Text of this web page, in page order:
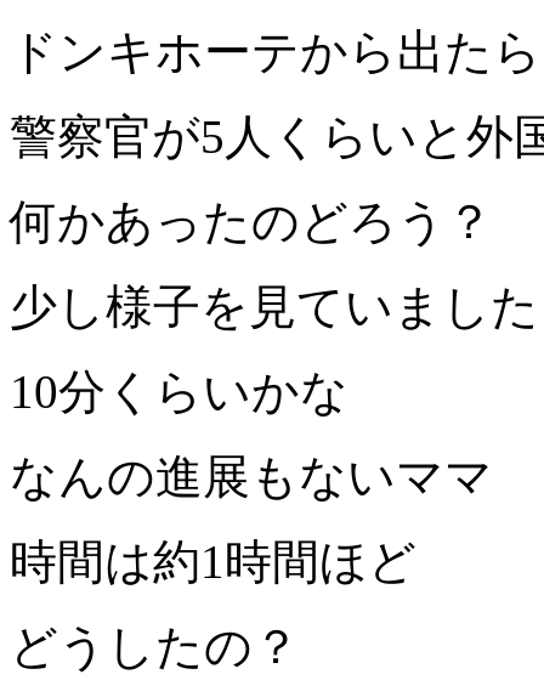
ドンキホーテから出たら
警察官が5人くらいと外
何かあったのどろう？
少し様子を見ていまし
10分くらいかな
なんの進展もないママ
時間は約1時間ほど
どうしたの？